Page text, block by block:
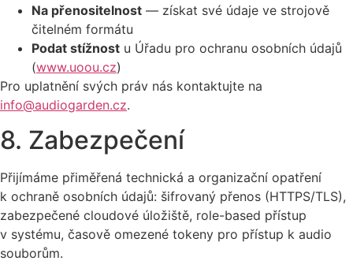
Na přenositelnost — získat své údaje ve strojově
čitelném formátu
Podat stížnost u Úřadu pro ochranu osobních údajů
(www.uoou.cz)
Pro uplatnění svých práv nás kontaktujte na
info@audiogarden.cz.
8. Zabezpečení
Přijímáme přiměřená technická a organizační opatření
k ochraně osobních údajů: šifrovaný přenos (HTTPS/TLS),
zabezpečené cloudové úložiště, role-based přístup
v systému, časově omezené tokeny pro přístup k audio
souborům.